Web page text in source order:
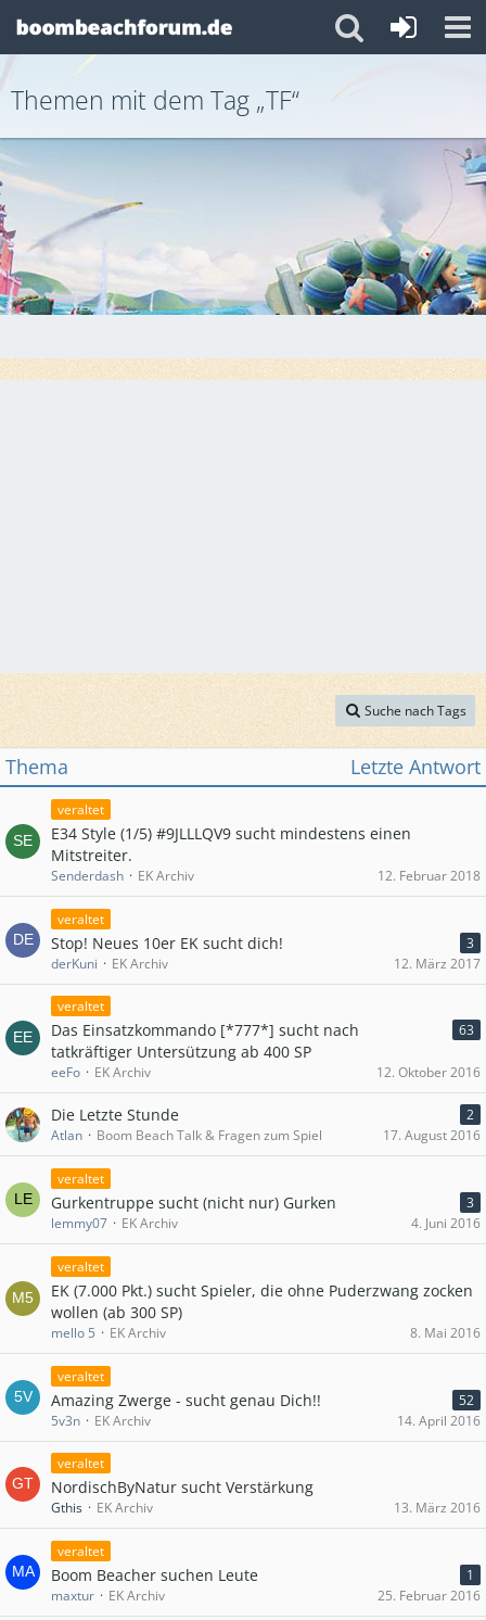
Themen mit dem Tag „TF“
Suche nach Tags
Thema Letzte Antwort
veraltet
E34 Style (1/5) #9JLLLQV9 sucht mindestens einen
Mitstreiter.
Senderdash EK Archiv 12. Februar 2018
veraltet
Stop! Neues 10er EK sucht dich!
3
derKuni
EK Archiv 12. März 2017
veraltet
Das Einsatzkommando [*777*] sucht nach
tatkräftiger Untersützung ab 400 SP
63
eeFo EK Archiv 12. Oktober 2016
Die Letzte Stunde
2
Atlan
Boom Beach Talk & Fragen zum Spiel 17. August 2016
veraltet
Gurkentruppe sucht (nicht nur) Gurken
3
lemmy07
EK Archiv 4. Juni 2016
veraltet
EK (7.000 Pkt.) sucht Spieler, die ohne Puderzwang zocken
wollen (ab 300 SP)
mello 5 EK Archiv 8. Mai 2016
veraltet
Amazing Zwerge - sucht genau Dich!!
52
5v3n
EK Archiv 14. April 2016
veraltet
NordischByNatur sucht Verstärkung
Gthis EK Archiv 13. März 2016
veraltet
Boom Beacher suchen Leute
1
maxtur
EK Archiv 25. Februar 2016